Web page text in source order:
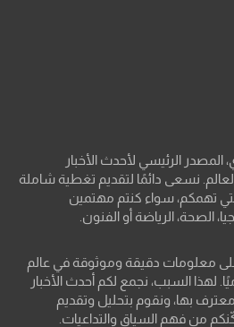
المصدر الرئيسي لأحدث الأخبار
نسعى دائمًا لتقديم تغطية شاملة
تهمكم، سواء كنتم مهتمين
الصحة، الرياضة أو الفنون.
معلومات دقيقة وموثوقة في عالم
لهذا السبب، نجمع لكم أحدث الأخبار
بها، ونقوم بتحليل وتقديم
من فهم السياق والتداعيات.